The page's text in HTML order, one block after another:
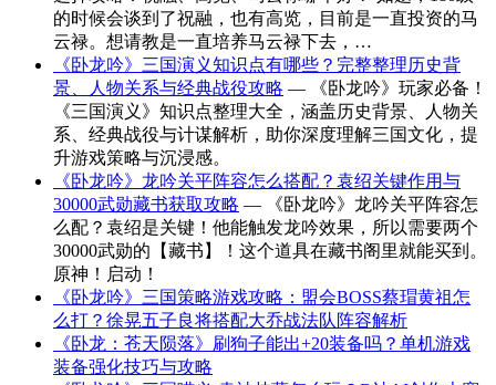
的时候会谈到了祝融，也有高览，目前是一直投资的马
云禄。想请教是一直培养马云禄下去，…
《卧龙吟》三国演义知识点有哪些？完整整理历史背
景、人物关系与经典战役攻略 — 《卧龙吟》玩家必备！
《三国演义》知识点整理大全，涵盖历史背景、人物关
系、经典战役与计谋解析，助你深度理解三国文化，提
升游戏策略与沉浸感。
《卧龙吟》龙吟关平阵容怎么搭配？袁绍关键作用与
30000武勋藏书获取攻略 — 《卧龙吟》龙吟关平阵容怎
么配？袁绍是关键！他能触发龙吟效果，所以需要两个
30000武勋的【藏书】！这个道具在藏书阁里就能买到。
原神！启动！
《卧龙吟》三国策略游戏攻略：盟会BOSS蔡瑁黄祖怎
么打？徐晃五子良将搭配大乔战法队阵容解析
《卧龙：苍天陨落》刷狗子能出+20装备吗？单机游戏
装备强化技巧与攻略